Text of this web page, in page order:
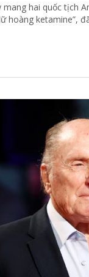
hai quốc tịch
hoàng ketamine”,